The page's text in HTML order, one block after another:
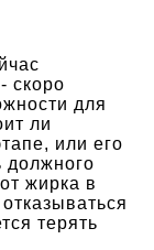
скоро
для
ли
или его
должного
жирка в
терять